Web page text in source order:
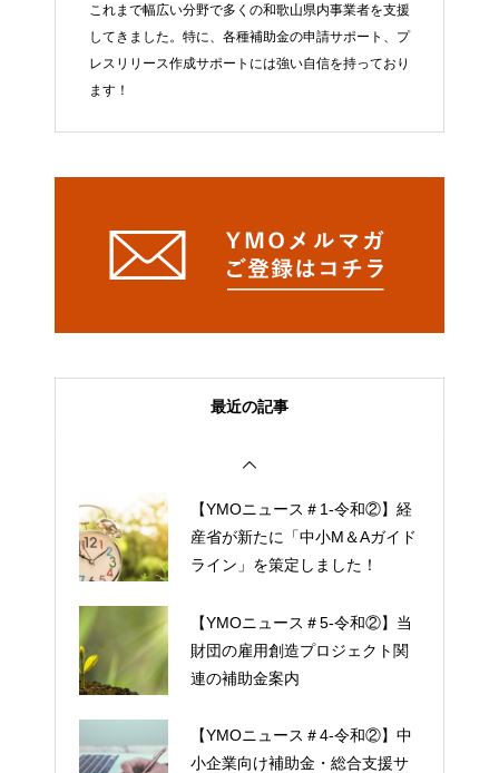
これまで幅広い分野で多くの和歌山県内事業者を支援
してきました。特に、各種補助金の申請サポート、プ
レスリリース作成サポートには強い自信を持っており
ます！
最近の記事
【YMOニュース＃1-令和②】経
産省が新たに「中小M＆Aガイド
ライン」を策定しました！
【YMOニュース＃5-令和②】当
財団の雇用創造プロジェクト関
連の補助金案内
【YMOニュース＃4-令和②】中
小企業向け補助金・総合支援サ